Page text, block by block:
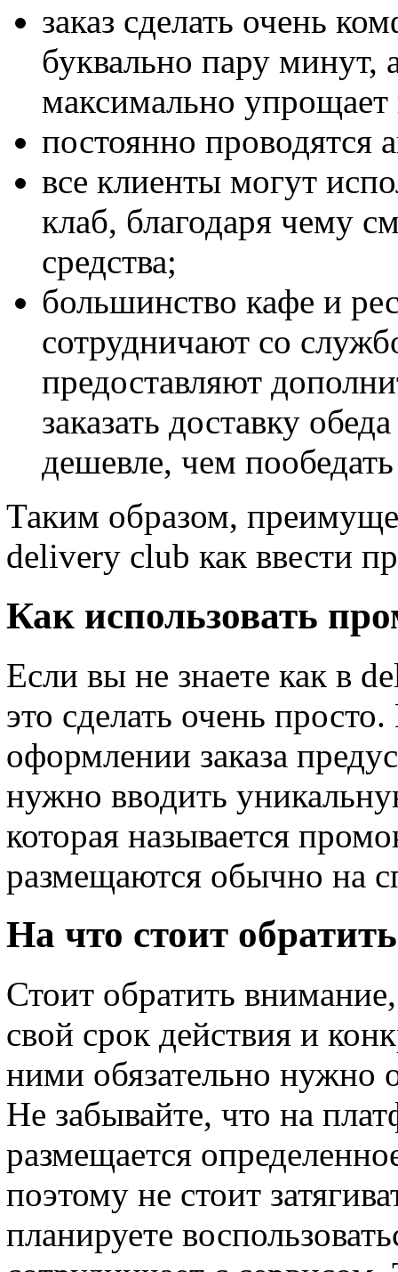
заказ сделать очень
буквально пару минут,
максимально упрощает
постоянно проводятся
все клиенты могут
клаб, благодаря чему
средства;
большинство кафе и
сотрудничают со
предоставляют
заказать доставку
дешевле, чем
Таким образом,
delivery club как ввести
Как использовать
Если вы не знаете как в
это сделать очень
оформлении заказа
нужно вводить
которая называется
размещаются обычно на
На что стоит
Стоит обратить
свой срок действия и
ними обязательно нужно
Не забывайте, что на
размещается
поэтому не стоит
планируете